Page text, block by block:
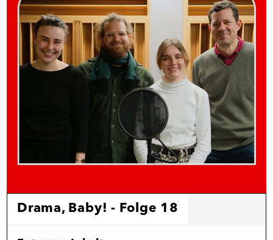
Drama, Baby! - Folge 18